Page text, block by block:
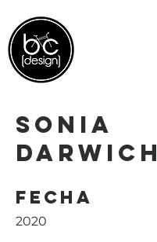
Sonia
Darwich
Fecha
2020